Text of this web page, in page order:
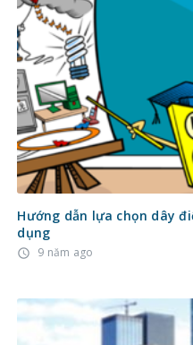
Hướng dẫn lựa chọn dây
dụng
access_time 9 năm ago